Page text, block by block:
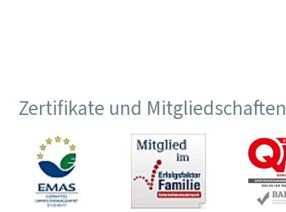
Zertifikate und Mitgliedschaften